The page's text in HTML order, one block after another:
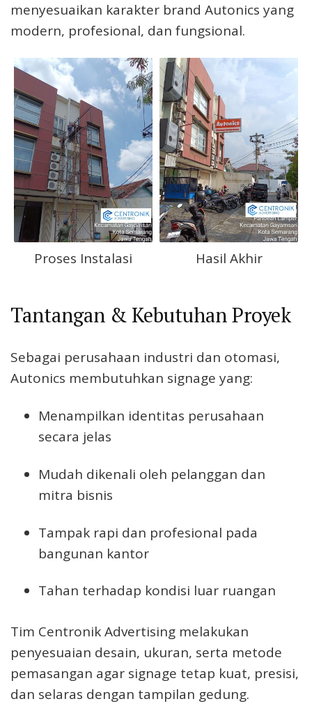
menyesuaikan karakter brand Autonics yang
modern, profesional, dan fungsional.
Proses Instalasi Hasil Akhir
Tantangan & Kebutuhan Proyek
Sebagai perusahaan industri dan otomasi,
Autonics membutuhkan signage yang:
Menampilkan identitas perusahaan
secara jelas
Mudah dikenali oleh pelanggan dan
mitra bisnis
Tampak rapi dan profesional pada
bangunan kantor
Tahan terhadap kondisi luar ruangan
Tim Centronik Advertising melakukan
penyesuaian desain, ukuran, serta metode
pemasangan agar signage tetap kuat, presisi,
dan selaras dengan tampilan gedung.